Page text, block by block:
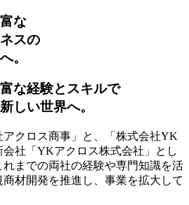
な
スの
。
な経験とスキルで
しい世界へ。
アクロス商事」と、「株式会社YK
社「YKアクロス株式会社」とし
までの両社の経験や専門知識を活
材開発を推進し、事業を拡大して